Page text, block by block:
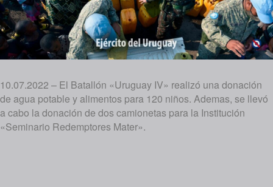
10.07.2022 – El Batallón «Uruguay IV» realizó una donación
de agua potable y alimentos para 120 niños. Ademas, se llevó
a cabo la donación de dos camionetas para la Institución
«Seminario Redemptores Mater».